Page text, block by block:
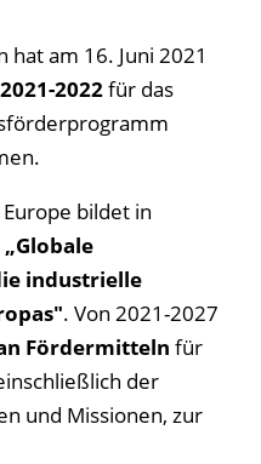
hat am 16. Juni 2021
2022für das
bildet in
industrielle
. Von 2021-2027
Fördermitteln für
der
und Missionen, zur